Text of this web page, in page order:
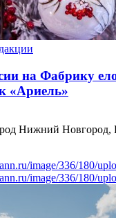
на Фабрику
«Ариель»
Нижний Новгород,
image/336/180/
image/336/180/